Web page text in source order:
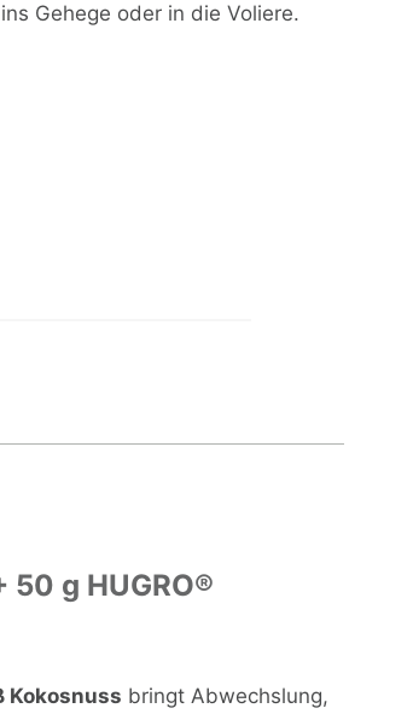
Gehege oder in die Voliere.
50 g HUGRO®
Kokosnuss bringt Abwechslung,